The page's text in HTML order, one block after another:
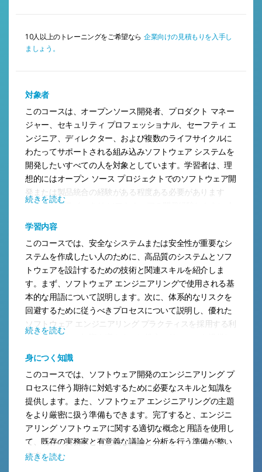
対象者
このコースは、オープンソース開発者、プロダクト マネー
ジャー、セキュリティ プロフェッショナル、セーフティ エ
ンジニア、ディレクター、および複数のライフサイクルに
わたってサポートされる組み込みソフトウェア システムを
開発したいすべての人を対象としています。学習者は、理
想的にはオープン ソース プロジェクトでのソフトウェア開
発または製品統合の経験がある程度ある必要があります
が、プロプライエタリ ソフトウェアの開発経験しかない人
続きを読む
学習内容
このコースでは、安全なシステムまたは安全性が重要なシ
ステムを作成したい人のために、高品質のシステムとソフ
トウェアを設計するための技術と関連スキルを紹介しま
す。まず、ソフトウェア エンジニアリングで使用される基
本的な用語について説明します。次に、体系的なリスクを
回避するために従うべきプロセスについて説明し、優れた
ソフトウェア エンジニアリング プラクティスを採用する利
点を明確にし、知識を増やすのに役立つリソースを提供し
続きを読む
身につく知識
このコースでは、ソフトウェア開発のエンジニアリング プ
ロセスに伴う期待に対処するために必要なスキルと知識を
提供します。また、ソフトウェア エンジニアリングの主題
をより厳密に扱う準備もできます。完了すると、エンジニ
アリング ソフトウェアに関する適切な概念と用語を使用し
て、既存の実務家と有意義な議論と分析を行う準備が整い
ます。
続きを読む
10人以上のトレーニングをご希望なら 企業向けの見積もりを入手し
ましょう。